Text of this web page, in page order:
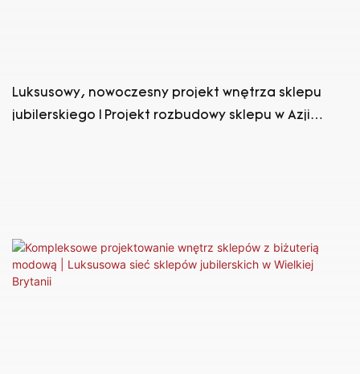
Luksusowy, nowoczesny projekt wnętrza sklepu
jubilerskiego | Projekt rozbudowy sklepu w Azji